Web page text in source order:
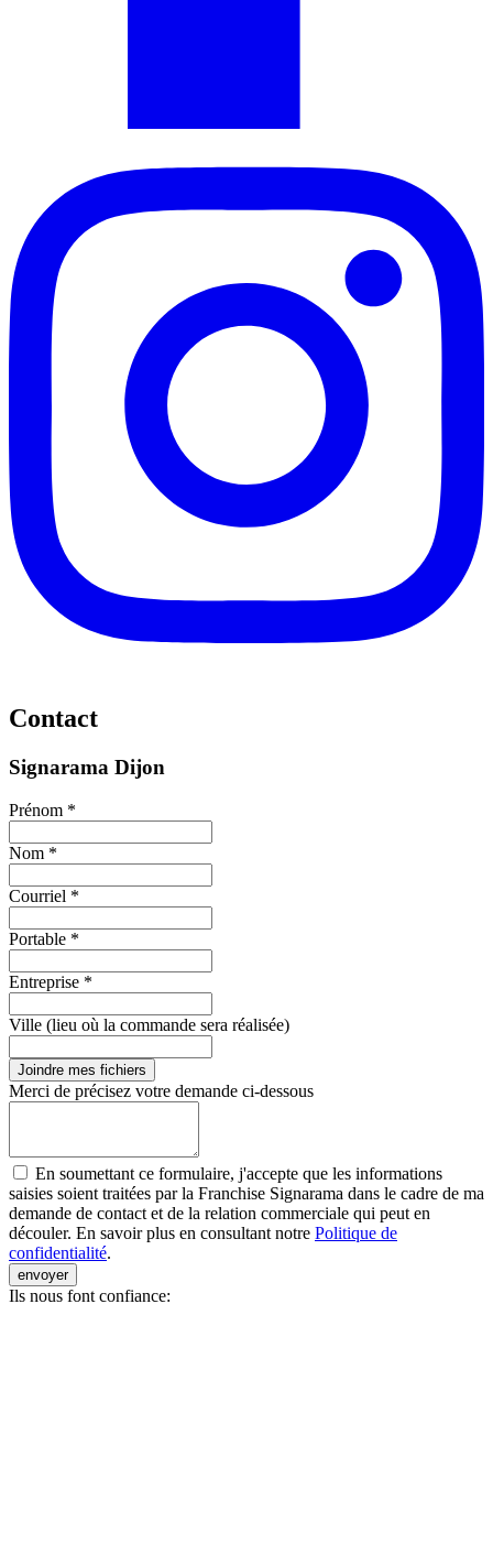
Contact
Signarama Dijon
Prénom *
Nom *
Courriel *
Portable *
Entreprise *
Ville (lieu où la commande sera réalisée)
Joindre mes fichiers
Merci de précisez votre demande ci-dessous
En soumettant ce formulaire, j'accepte que les informations
saisies soient traitées par la Franchise Signarama dans le cadre de ma
demande de contact et de la relation commerciale qui peut en
découler. En savoir plus en consultant notre Politique de
confidentialité.
envoyer
Ils nous font confiance: